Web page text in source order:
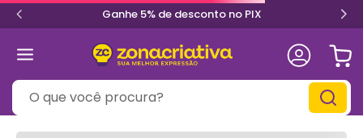
Ganhe 5% de desconto no PIX
O que você procura?